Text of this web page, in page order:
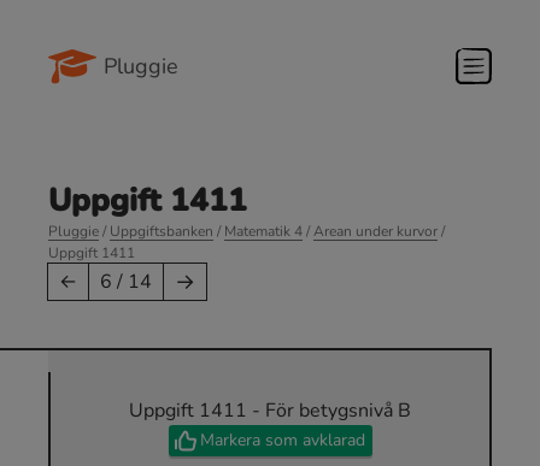
Pluggie
Uppgift 1411
Pluggie/Uppgiftsbanken /Matematik 4/Arean under kurvor/
Uppgift 1411
← 6 / 14 →
Uppgift 1411 - För betygsnivå B
Markera som avklarad